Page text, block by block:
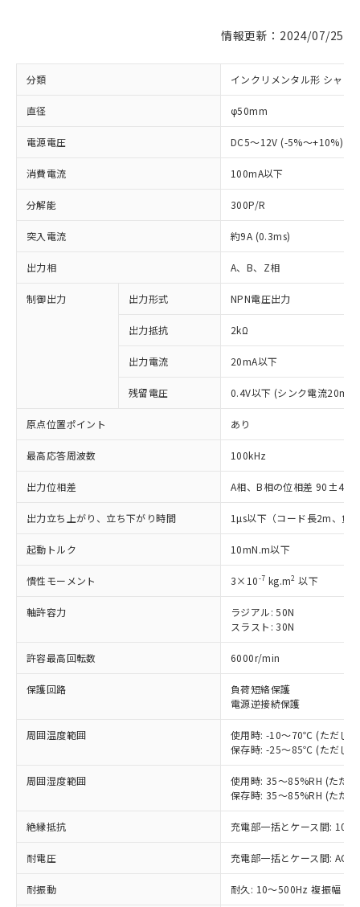
情報更新：2024/07/25
分類 インクリメンタル形 シャフ
直径 φ50mm
電源電圧 DC5～12V (-5%～+10%)
消費電流 100mA以下
分解能 300P/R
突入電流 約9A (0.3ms)
出力相 A、B、Z相
制御出力 出力形式 NPN電圧出力
出力抵抗 2kΩ
出力電流 20mA以下
残留電圧 0.4V以下 (シンク電流20mA
原点位置ポイント あり
最高応答周波数 100kHz
出力位相差 A相、B相の位相差
出力立ち上がり、立ち下がり時間 1µs以下（コード長2m、負
起動トルク 10mN.m以下
慣性モーメント 3×10-7 kg.m2 以下
軸許容力
ラジアル: 50N
スラスト: 30N
許容最高回転数 6000r/min
保護回路
負荷短絡保護
電源逆接続保護
周囲温度範囲
使用時: -10～70℃ (ただし
保存時: -25～85℃ (ただし
周囲湿度範囲
使用時: 35～85%RH (ただ
保存時: 35～85%RH (ただ
絶縁抵抗 充電部一括とケース間:
耐電圧 充電部一括とケース間:
耐振動 耐久: 10～500Hz 複振幅
以下の条件をお読みいただき、同意のうえ
ご利用ください。
本サービスは、当社制御機器事業取扱
商品の当社在庫状況および標準価格
(税抜)を提供させていただくもので
当社制御機器事業取扱商品の中には、
在庫状況および標準価格照会結果は、
記載している更新日時点での社内デー
タに基づき作成されるものであり、閲
覧された時点での実際の在庫および標
※1 対応状況
対応済み：EU RoHS指令（10物質）の
非含有に対応した製品が提供可能な商品で
対応予定：EU RoHS指令（10物質）の非含
有に対応した製品に切り替える予定のある
対応予定なし：EU RoHS指令（10物質）の
定はありません。
調査・確認中：EU RoHS指令（10物質）の
非含有の対応状況を調査中または確認中の
非該当品：ライセンス料など無形物で、有
害物質有無と関係のない商品です。
仕入先様の事情により、非含有部品として
いたものが、含有品と判明した場合などや
むを得ず変更することがあります。
鉛(Pb) 1000ppm以下、 水銀(Hg) 1000ppm以下、 カド
六価クロム(Cr(Ⅵ)) 1000ppm以下、ポリ臭化ビフェニル
※1 中国RoHS○×表
「○」：最大均質材料含有率が中国RoHSの
基準値以下であることを示します。
「×」：最大均質材料含有率が中国RoHSの
基準値を超えていることを示します。
「－」：未確認です。当社販売部門へお問
Pb(鉛) :1000ppm、 Hg(水銀) : 1000ppm、 Cd(カドミウ
当社は、これら貴社製品のうち、外国
為替および外国貿易法に定める商品
（以下｢規制貨物等」という）を輸出
国政府の輸出許可(または役務取引許
可)を取得するなどの必要な手続きを